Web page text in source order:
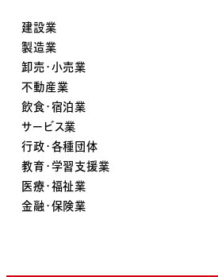
建設業
製造業
卸売・小売業
不動産業
飲食・宿泊業
サービス業
行政・各種団体
教育・学習支援業
医療・福祉業
金融・保険業